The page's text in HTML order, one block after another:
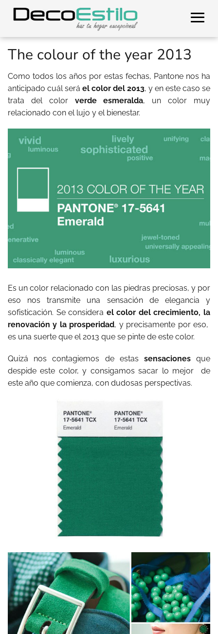
The colour of the year 2013
Como todos los años por estas fechas, Pantone nos ha
anticipado cuál será el color del 2013, y en este caso se
trata del color verde esmeralda, un color muy
relacionado con el lujo y el bienestar.
Es un color relacionado con las piedras preciosas, y por
eso nos transmite una sensación de elegancia y
sofisticación. Se considera el color del crecimiento, la
renovación y la prosperidad, y precisamente por eso,
es una suerte que el 2013 que se pinte de este color.
Quizá nos contagiemos de estas sensacionesque
despide este color, y consigamos sacar lo mejor de
este año que comienza, con dudosas perspectivas.